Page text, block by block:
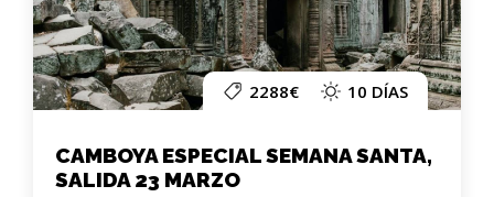
2288€ 10 DÍAS
CAMBOYA ESPECIAL SEMANA SANTA,
SALIDA 23 MARZO